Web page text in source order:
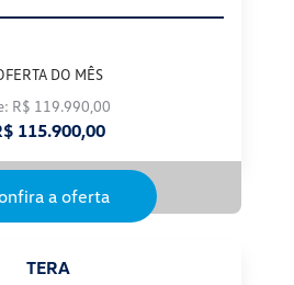
DO MÊS
R$ 119.990,00
115.900,00
a oferta
TERA